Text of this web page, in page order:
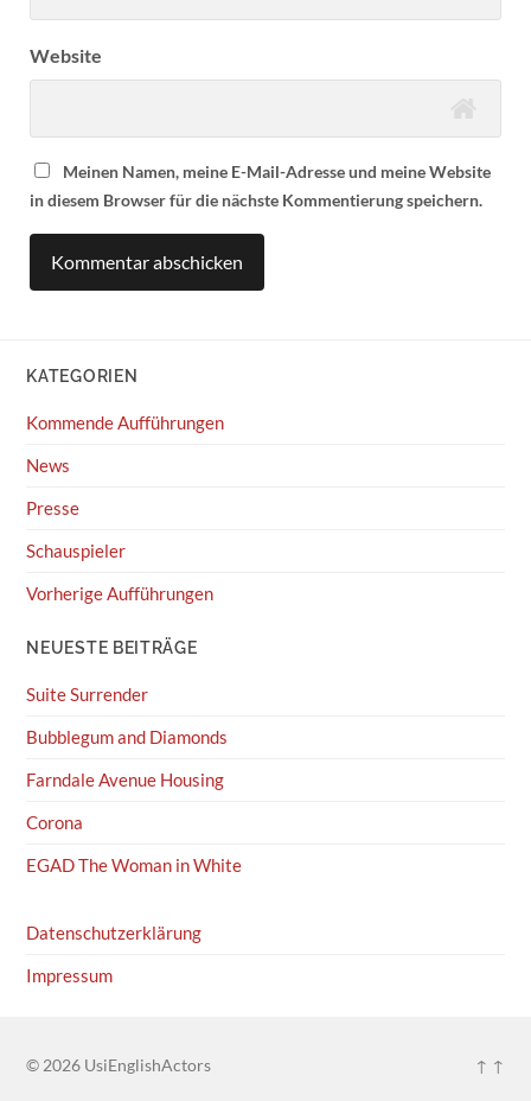
Website
Meinen Namen, meine E-Mail-Adresse und meine Website
in diesem Browser für die nächste Kommentierung speichern.
KATEGORIEN
Kommende Aufführungen
News
Presse
Schauspieler
Vorherige Aufführungen
NEUESTE BEITRÄGE
Suite Surrender
Bubblegum and Diamonds
Farndale Avenue Housing
Corona
EGAD The Woman in White
Datenschutzerklärung
Impressum
© 2026 UsiEnglishActors ↑ ↑